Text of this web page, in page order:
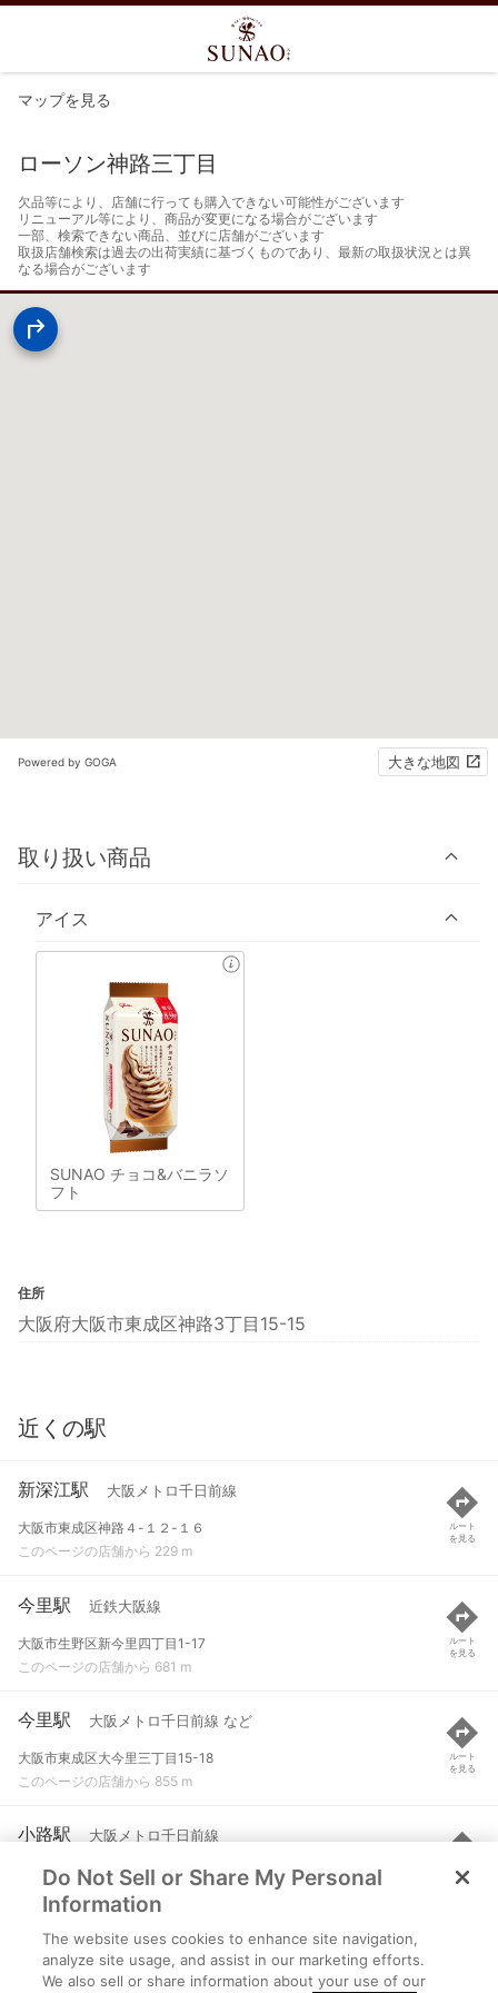
マップを見る
ローソン神路三丁目
欠品等により、店舗に行っても購入できない可能性がございます
リニューアル等により、商品が変更になる場合がございます
一部、検索できない商品、並びに店舗がございます
取扱店舗検索は過去の出荷実績に基づくものであり、最新の取扱状況とは異
なる場合がございます
Powered by GOGA 大きな地図
取り扱い商品
アイス
SUNAO チョコ&バニラソ
フト
住所
大阪府大阪市東成区神路3丁目15-15
近くの駅
新深江駅 大阪メトロ千日前線
大阪市東成区神路４-１２-１６
このページの店舗から 229 m
ルート
を見る
今里駅 近鉄大阪線
大阪市生野区新今里四丁目1-17
このページの店舗から 681 m
ルート
を見る
今里駅 大阪メトロ千日前線 など
大阪市東成区大今里三丁目15-18
このページの店舗から 855 m
ルート
を見る
小路駅 大阪メトロ千日前線
大阪市生野区小路東２-１１-１４
このページの店舗から 997 m
ルート
を見る
深江橋駅 大阪メトロ中央線
大阪市東成区深江北１-１-２１
Do Not Sell or Share My Personal
Information
The website uses cookies to enhance site navigation,
analyze site usage, and assist in our marketing efforts.
We also sell or share information about your use of our